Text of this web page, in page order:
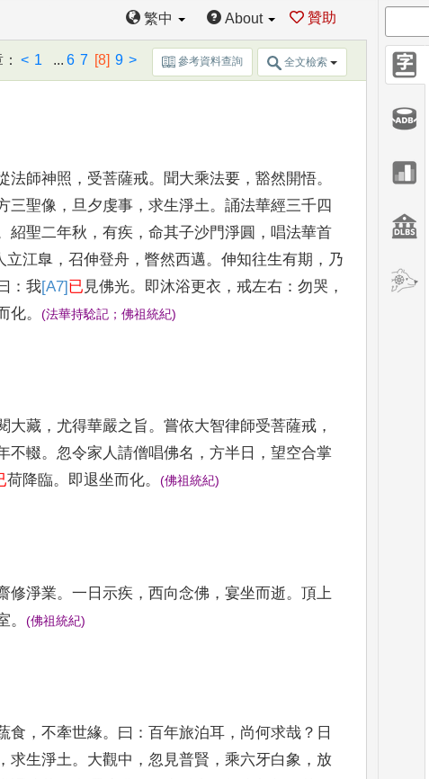
繁中 About 贊助
： < 1 ... 6 7 [8] 9 > 參考資料查詢 全文檢索
孫忠名 忠得疾， 請道俗百人為念佛會。
，手結雙印，怡然而化。闔城皆聞天樂異香，漸
，亦向西坐 化。( 佛祖統紀)
法師神照 ， 受菩薩戒。 聞大乘法要 ， 豁然開悟。
三聖像 ， 旦夕虔事 ， 求生淨土。 誦法華經三千四
紹聖二年秋 ， 有疾 ， 命其子沙門淨圓 ， 唱法華首
立江臯 ， 召伸登舟 ， 瞥然西邁。 伸知往生有期 ， 乃
： 我[A7]已 見佛光。 即沐浴更衣 ， 戒左右 ： 勿哭 ，
化。 (法華持騐記 ； 佛祖統紀)
大藏 ， 尤得華嚴之旨。 嘗依大智律師受菩薩戒 ，
不輟。 忽令家 人請僧唱佛名 ， 方半日 ， 望空合掌
荷降臨。 即退坐而化。 (佛祖統紀)
修淨業。 一日示疾 ， 西向念佛 ， 宴坐而逝。 頂上
。 (佛祖統紀)
食 ， 不牽世緣。 曰 ： 百年旅泊耳 ， 尚何求哉 ？ 日
， 求生淨土。 大觀中 ， 忽 見普賢 ， 乘六牙白象 ， 放